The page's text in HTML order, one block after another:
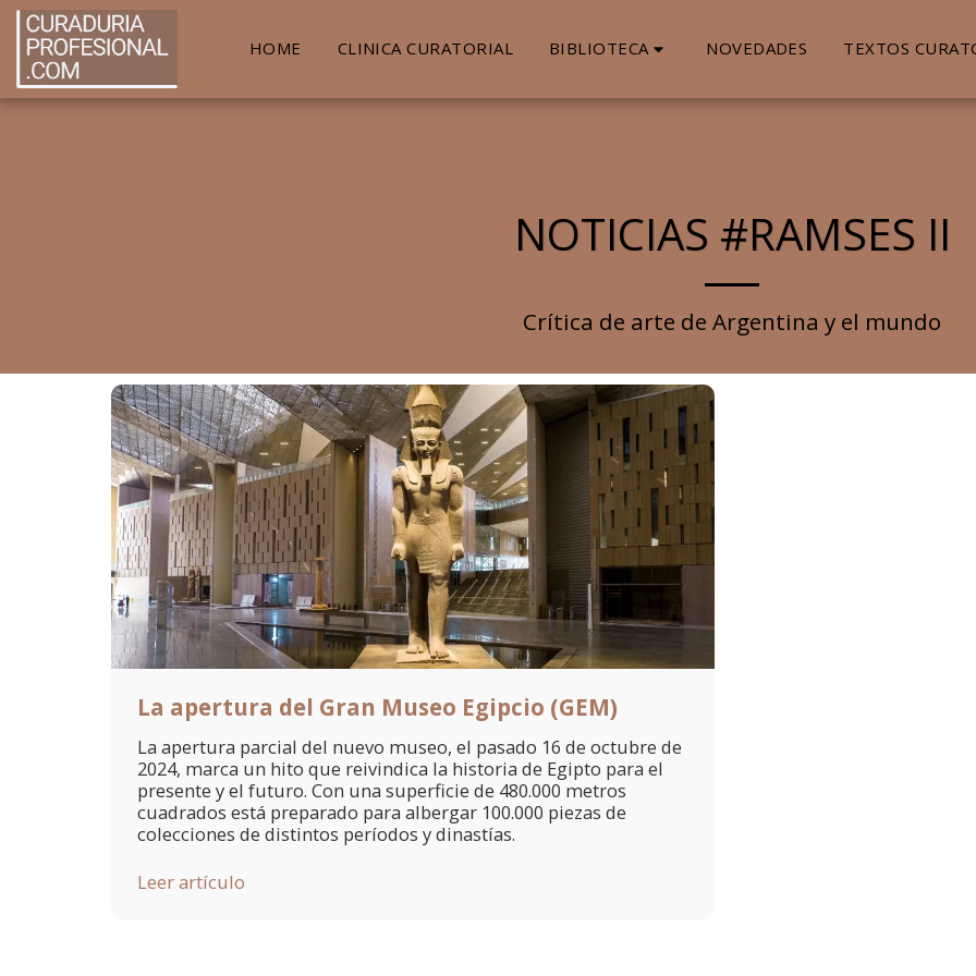
HOME CLINICA CURATORIAL BIBLIOTECA NOVEDADES TEXTOS
NOTICIAS #RAMSES II
Crítica de arte de Argentina y el mundo
La apertura del Gran Museo Egipcio (GEM)
La apertura parcial del nuevo museo, el pasado 16 de octubre de
2024, marca un hito que reivindica la historia de Egipto para el
presente y el futuro. Con una superficie de 480.000 metros
cuadrados está preparado para albergar 100.000 piezas de
colecciones de distintos períodos y dinastías.
Leer artículo